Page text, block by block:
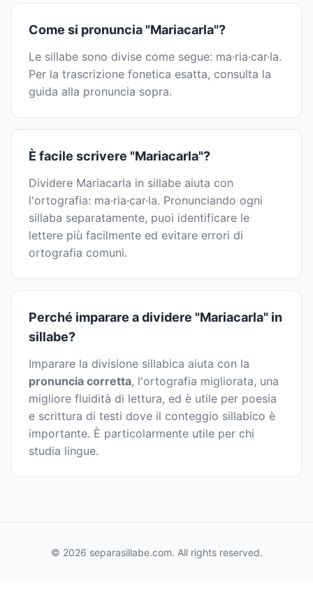
Come si pronuncia "Mariacarla"?
Le sillabe sono divise come segue: ma·ria·car·la.
Per la trascrizione fonetica esatta, consulta la
guida alla pronuncia sopra.
È facile scrivere "Mariacarla"?
Dividere Mariacarla in sillabe aiuta con
l'ortografia: ma·ria·car·la. Pronunciando ogni
sillaba separatamente, puoi identificare le
lettere più facilmente ed evitare errori di
ortografia comuni.
Perché imparare a dividere "Mariacarla" in
sillabe?
Imparare la divisione sillabica aiuta con la
pronuncia corretta, l'ortografia migliorata, una
migliore fluidità di lettura, ed è utile per poesia
e scrittura di testi dove il conteggio sillabico è
importante. È particolarmente utile per chi
studia lingue.
© 2026 separasillabe.com. All rights reserved.